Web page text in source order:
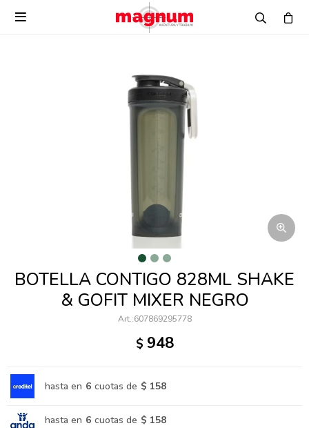

BOTELLA CONTIGO 828ML SHAKE
& GOFIT MIXER NEGRO
607869295778
$ 948
hasta en 6 cuotas de $ 158
hasta en 6 cuotas de $ 158